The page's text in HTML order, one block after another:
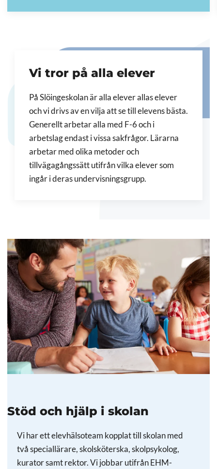
Vi tror på alla elever
På Slöingeskolan är alla elever allas elever
och vi drivs av en vilja att se till elevens bästa.
Generellt arbetar alla med F-6 och i
arbetslag endast i vissa sakfrågor. Lärarna
arbetar med olika metoder och
tillvägagångssätt utifrån vilka elever som
ingår i deras undervisningsgrupp.
Stöd och hjälp i skolan
Vi har ett elevhälsoteam kopplat till skolan med
två speciallärare, skolsköterska, skolpsykolog,
kurator samt rektor. Vi jobbar utifrån EHM-